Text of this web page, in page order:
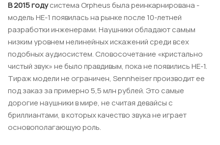
В 2015 годусистема Orpheus была реинкарнирована -
модель HE-1 появилась на рынке после 10-летней
разработки инженерами. Наушники обладают самым
низким уровнем нелинейных искажений среди всех
подобных аудиосистем. Словосочетание «кристально
чистый звук» не было правдивым, пока не появились HE-1.
Тираж модели не ограничен, Sennheiser производит ее
под заказ за примерно 5,5 млн рублей. Это самые
дорогие наушники в мире, не считая девайсы с
бриллиантами, в которых качество звука не играет
основополагающую роль.